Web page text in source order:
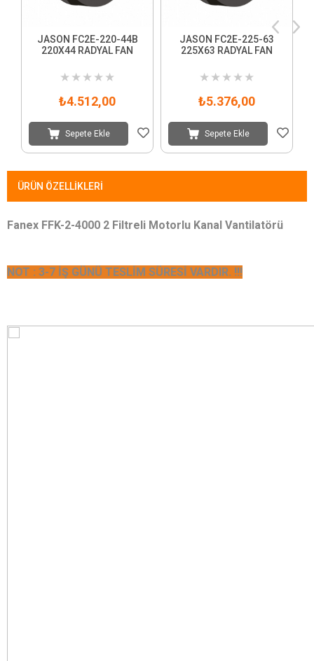
JASON FC2E-220-44B
220X44 RADYAL FAN
★ ★ ★ ★ ★
₺4.512,00
Sepete Ekle
JASON FC2E-225-63
225X63 RADYAL FAN
★ ★ ★ ★ ★
₺5.376,00
Sepete Ekle
ÜRÜN ÖZELLIKLERI
Fanex FFK-2-4000 2 Filtreli Motorlu Kanal Vantilatörü
NOT : 3-7 İŞ GÜNÜ TESLİM SÜRESİ VARDIR. !!!